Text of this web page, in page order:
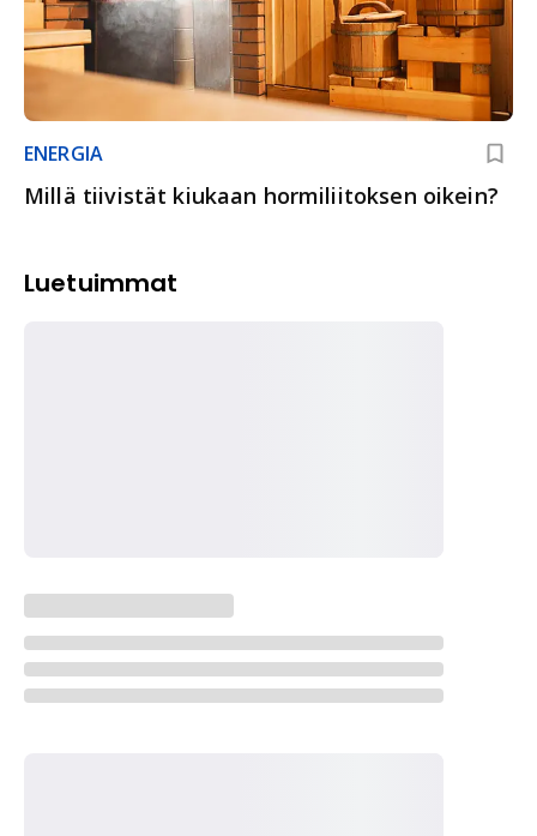
ENERGIA
Millä tiivistät kiukaan hormiliitoksen oikein?
Luetuimmat